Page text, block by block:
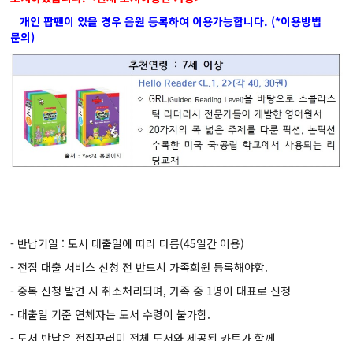
개인 팝펜이 있을 경우 음원 등록하여 이용가능합니다. (*이용방법
문의)
- 반납기일 : 도서 대출일에 따라 다름(45일간 이용)
- 전집 대출 서비스 신청 전 반드시 가족회원 등록해야함.
- 중복 신청 발견 시 취소처리되며, 가족 중 1명이 대표로 신청
- 대출일 기준 연체자는 도서 수령이 불가함.
- 도서 반납은 전집꾸러미 전체 도서와 제공된 카트가 함께